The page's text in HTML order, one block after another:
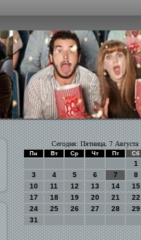
Сегодня: Пятница, 7 Августа
Пн Вт Ср Чт Пт Сб
1
3
4 5 6 7 8
10
11 12 13 14 15
17
18 19 20 21 22
24
25 26 27 28 29
31